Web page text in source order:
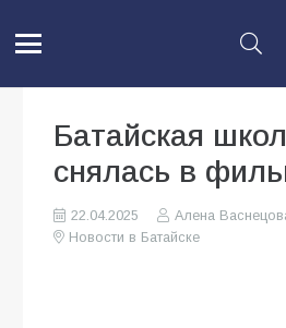
Батайская
снялась в
22.04.2025
Алена
Новости в Батайске